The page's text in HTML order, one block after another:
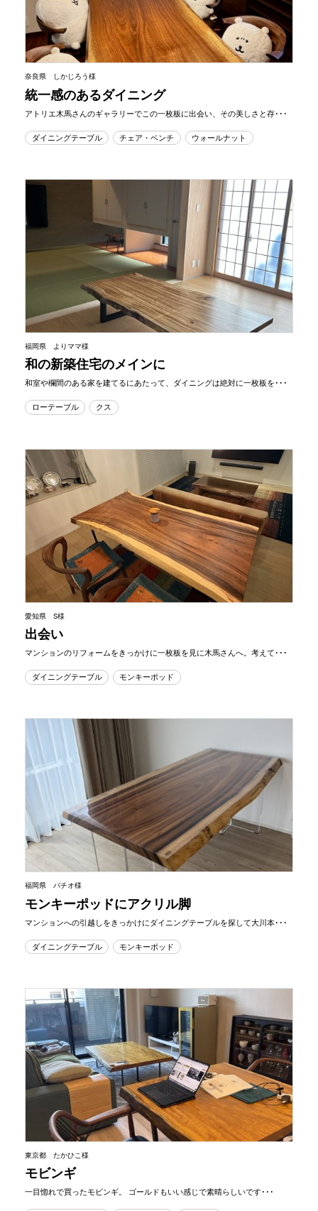
奈良県 しかじろう様
統一感のあるダイニング
アトリエ木馬さんのギャラリーでこの一枚板に出会い、その美しさと存･･･
ダイニングテーブル チェア・ベンチ ウォールナット
福岡県 よりママ様
和の新築住宅のメインに
和室や欄間のある家を建てるにあたって、ダイニングは絶対に一枚板を･･･
ローテーブル クス
愛知県 S様
出会い
マンションのリフォームをきっかけに一枚板を見に木馬さんへ。考えて･･･
ダイニングテーブル モンキーポッド
福岡県 バチオ様
モンキーポッドにアクリル脚
マンションへの引越しをきっかけにダイニングテーブルを探して大川本･･･
ダイニングテーブル モンキーポッド
東京都 たかひこ様
モビンギ
一目惚れで買ったモビンギ。 ゴールドもいい感じで素晴らしいです･･･